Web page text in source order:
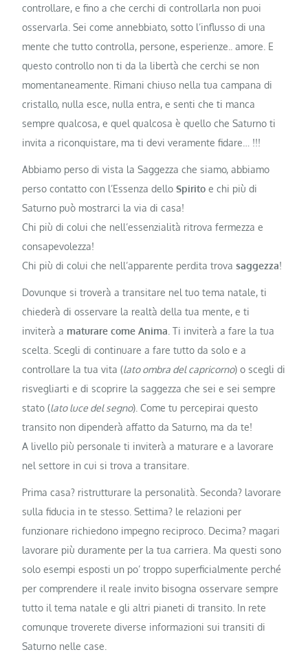
controllare, e fino a che cerchi di controllarla non puoi
osservarla. Sei come annebbiato, sotto l’influsso di una
mente che tutto controlla, persone, esperienze.. amore. E
questo controllo non ti da la libertà che cerchi se non
momentaneamente. Rimani chiuso nella tua campana di
cristallo, nulla esce, nulla entra, e senti che ti manca
sempre qualcosa, e quel qualcosa è quello che Saturno ti
invita a riconquistare, ma ti devi veramente fidare… !!!
Abbiamo perso di vista la Saggezza che siamo, abbiamo
perso contatto con l’Essenza delloSpirito e chi più di
Saturno può mostrarci la via di casa!
Chi più di colui che nell’essenzialità ritrova fermezza e
consapevolezza!
Chi più di colui che nell’apparente perdita trovasaggezza!
Dovunque si troverà a transitare nel tuo tema natale, ti
chiederà di osservare la realtà della tua mente, e ti
inviterà a maturare come Anima . Ti inviterà a fare la tua
scelta. Scegli di continuare a fare tutto da solo e a
controllare la tua vita (lato ombra del capricorno) o scegli di
risvegliarti e di scoprire la saggezza che sei e sei sempre
stato (lato luce del segno). Come tu percepirai questo
transito non dipenderà affatto da Saturno, ma da te!
A livello più personale ti inviterà a maturare e a lavorare
nel settore in cui si trova a transitare.
Prima casa? ristrutturare la personalità. Seconda? lavorare
sulla fiducia in te stesso. Settima? le relazioni per
funzionare richiedono impegno reciproco. Decima? magari
lavorare più duramente per la tua carriera. Ma questi sono
solo esempi esposti un po’ troppo superficialmente perché
per comprendere il reale invito bisogna osservare sempre
tutto il tema natale e gli altri pianeti di transito. In rete
comunque troverete diverse informazioni sui transiti di
Saturno nelle case.